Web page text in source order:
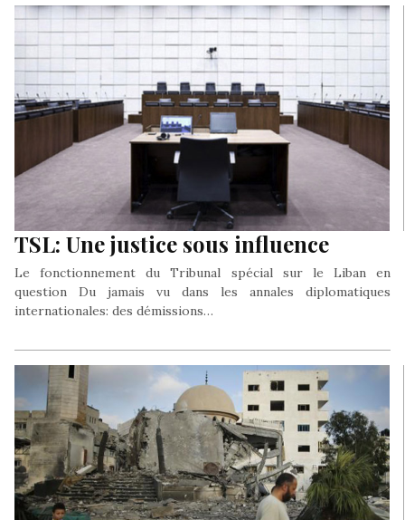
TSL: Une justice sous influence
Le fonctionnement du Tribunal spécial sur le Liban en
question Du jamais vu dans les annales diplomatiques
internationales: des démissions…